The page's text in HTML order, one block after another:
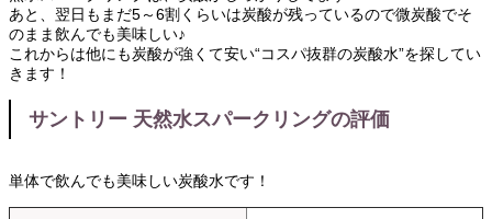
あと、翌日もまだ5～6割くらいは炭酸が残っているので微炭酸でそ
のまま飲んでも美味しい♪
これからは他にも炭酸が強くて安い“コスパ抜群の炭酸水”を探してい
きます！
サントリー 天然水スパークリングの評価
単体で飲んでも美味しい炭酸水です！